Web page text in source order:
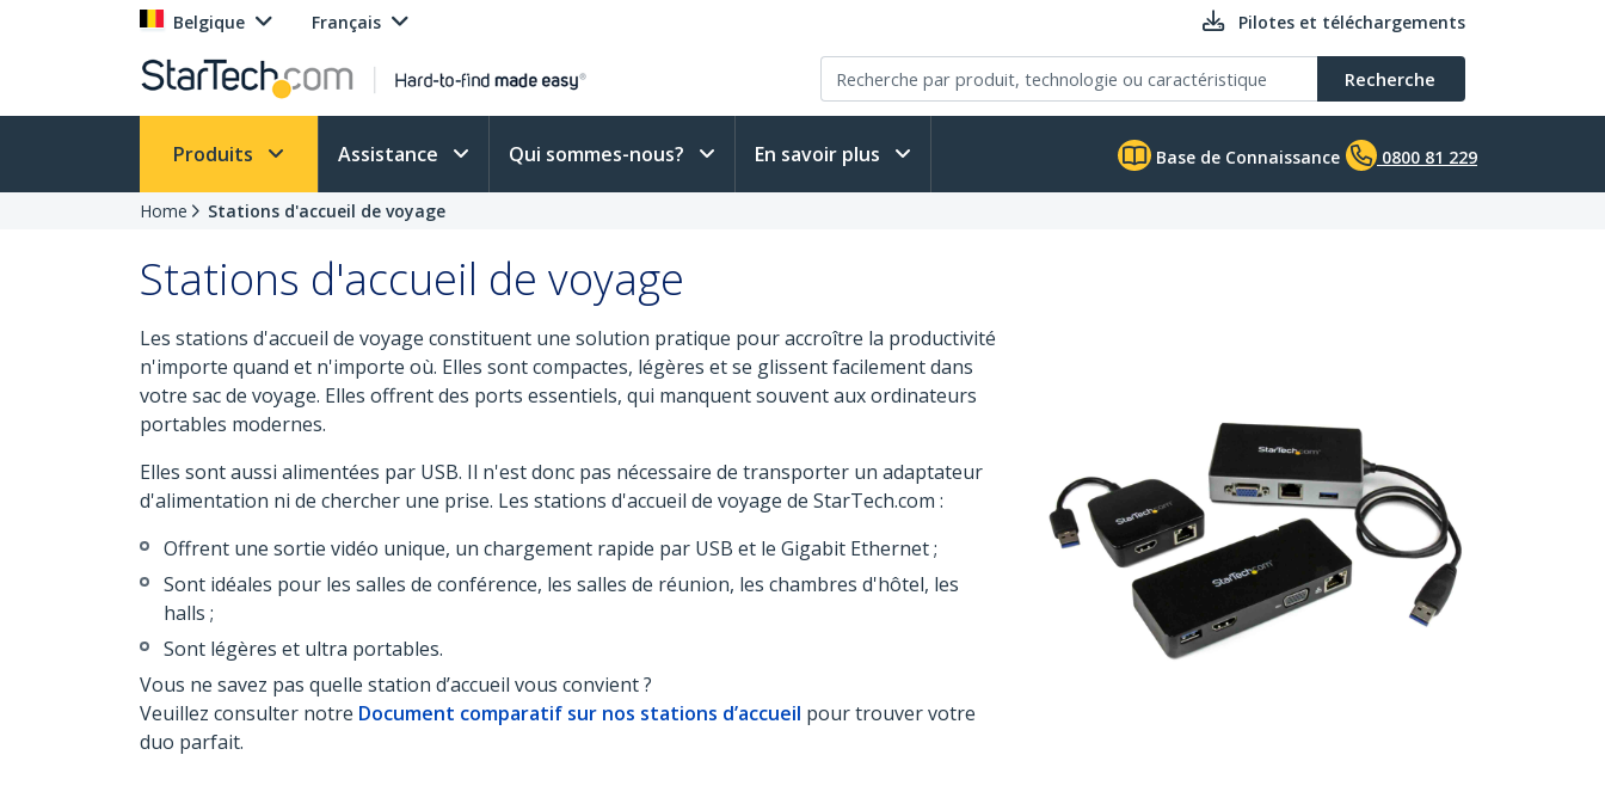
Belgique Français Pilotes et téléchargements
Recherche
Produits Assistance Qui sommes-nous? En savoir plus Base de Connaissance 0800 81 229
Home Stations d'accueil de voyage
Stations d'accueil de voyage
Les stations d'accueil de voyage constituent une solution pratique pour accroître la productivité
n'importe quand et n'importe où. Elles sont compactes, légères et se glissent facilement dans
votre sac de voyage. Elles offrent des ports essentiels, qui manquent souvent aux ordinateurs
portables modernes.
Elles sont aussi alimentées par USB. Il n'est donc pas nécessaire de transporter un adaptateur
d'alimentation ni de chercher une prise. Les stations d'accueil de voyage de StarTech.com :
Offrent une sortie vidéo unique, un chargement rapide par USB et le Gigabit Ethernet ;
Sont idéales pour les salles de conférence, les salles de réunion, les chambres d'hôtel, les
halls ;
Sont légères et ultra portables.
Vous ne savez pas quelle station d’accueil vous convient ?
Veuillez consulter notre Document comparatif sur nos stations d’accueil pour trouver votre
duo parfait.